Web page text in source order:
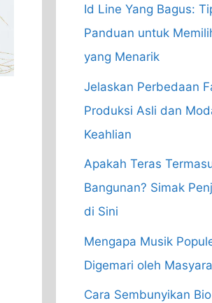
Id Line Yang Bagus:
Panduan untuk
yang Menarik
Jelaskan Perbedaan
Produksi Asli dan
Keahlian
Apakah Teras
Bangunan? Simak
di Sini
Mengapa Musik
Digemari oleh
Cara Sembunyikan